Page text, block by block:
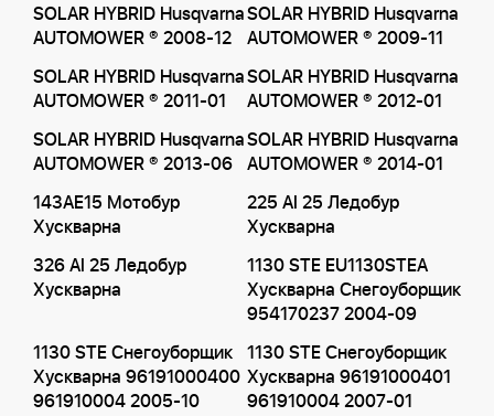
SOLAR HYBRID Husqvarna
AUTOMOWER ® 2008-12
SOLAR HYBRID Husqvarna
AUTOMOWER ® 2009-11
SOLAR HYBRID Husqvarna
AUTOMOWER ® 2011-01
SOLAR HYBRID Husqvarna
AUTOMOWER ® 2012-01
SOLAR HYBRID Husqvarna
AUTOMOWER ® 2013-06
SOLAR HYBRID Husqvarna
AUTOMOWER ® 2014-01
143AE15 Мотобур
Хускварна
225 AI 25 Ледобур
Хускварна
326 AI 25 Ледобур
Хускварна
1130 STE EU1130STEA
Хускварна Снегоуборщик
954170237 2004-09
1130 STE Снегоуборщик
Хускварна 96191000400
961910004 2005-10
1130 STE Снегоуборщик
Хускварна 96191000401
961910004 2007-01